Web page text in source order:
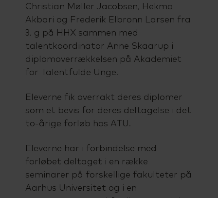
Christian Møller Jacobsen, Hekma
Akbari og Frederik Elbronn Larsen fra
3. g på HHX sammen med
talentkoordinator Anne Skaarup i
diplomoverrækkelsen på Akademiet
for Talentfulde Unge.
Eleverne fik overrakt deres diplomer
som et bevis for deres deltagelse i det
to-årige forløb hos ATU.
Eleverne har i forbindelse med
forløbet deltaget i en række
seminarer på forskellige fakulteter på
Aarhus Universitet og i en